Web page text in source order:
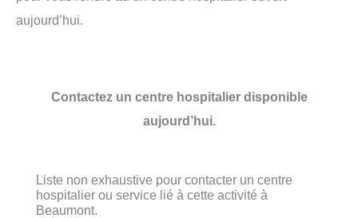
aujourd’hui.
Contactez un centre hospitalier disponible
aujourd’hui.
Liste non exhaustive pour contacter un centre
hospitalier ou service lié à cette activité à
Beaumont.